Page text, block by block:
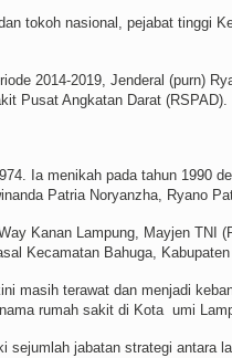
tokoh nasional, pejabat tinggi
2014-2019, Jenderal (purn)
Pusat Angkatan Darat (RSPAD).
Ia menikah pada tahun 1990
Patria Noryanzha, Ryano
Kanan Lampung, Mayjen TNI
Kecamatan Bahuga,
masih terawat dan menjadi
rumah sakit di Kota umi
sejumlah jabatan strategi antara